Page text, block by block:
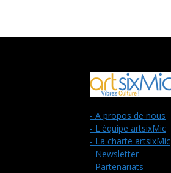
- A propos de nous
- L'équipe artsixMic
- La charte artsixMic
- Newsletter
- Partenariats